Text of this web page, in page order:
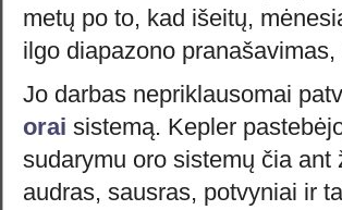
metų po to, kad išeitų,
ilgo diapazono
Jo darbas nepriklausomai
orai sistemą. Kepler
sudarymu oro sistemų čia
audras, sausras, potvyniai ir